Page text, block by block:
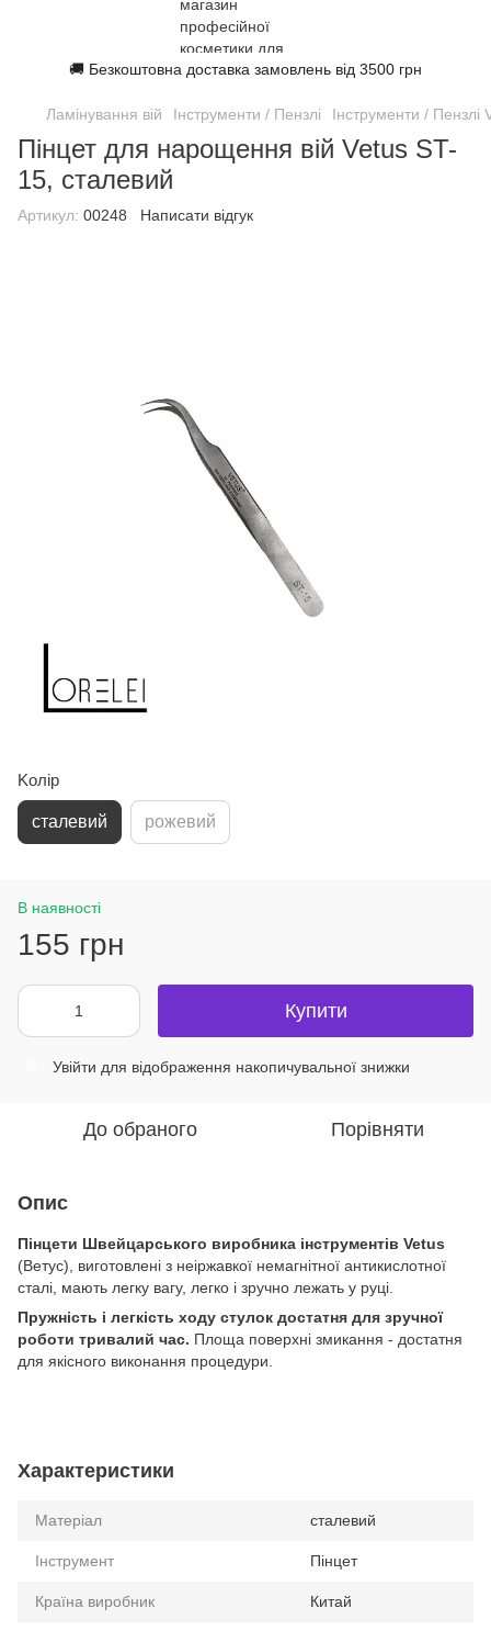
🚚 Безкоштовна доставка замовлень від 3500 грн
Ламінування вій Інструменти / Пензлі Інструменти / Пензлі
Пінцет для нарощення вій Vetus ST-
15, сталевий
Артикул: 00248 Написати відгук
Koлір
сталевий рожевий
В наявності
155 грн
Купити
Увійти для відображення накопичувальної знижки
До обраного Порівняти
Опис
Пінцети Швейцарського виробника інструментів Vetus
(Ветус), виготовлені з неіржавкої немагнітної антикислотної
сталі, мають легку вагу, легко і зручно лежать у руці.
Пружність і легкість ходу стулок достатня для зручної
роботи тривалий час. Площа поверхні змикання - достатня
для якісного виконання процедури.
Характеристики
Матеріал сталевий
Інструмент Пінцет
Країна виробник Китай